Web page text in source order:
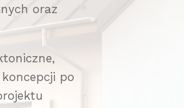
oraz
po